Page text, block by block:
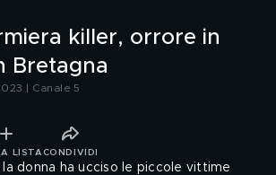
killer, orrore in
Bretagna
| Canale 5
LISTA CONDIVIDI
donna ha ucciso le piccole vittime